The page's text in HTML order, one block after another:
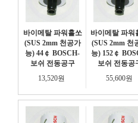
바이메탈 파워홀쏘
(SUS 2mm 천공가
능) 44￠ BOSCH-
보쉬 전동공구
13,520원
바이메탈 파워
(SUS 2mm 천
능) 152￠
보쉬 전동공
55,600원